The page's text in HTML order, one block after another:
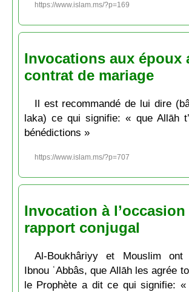
https://www.islam.ms/?p=169
Invocations aux époux
contrat de mariage
Il est recommandé de lui dire
laka) ce qui signifie: « que Allāh
bénédictions »
https://www.islam.ms/?p=707
Invocation à l’occasion
rapport conjugal
Al-Boukhâriyy et Mouslim ont
Ibnou ʿAbbâs, que Allāh les agrée
le Prophète a dit ce qui signifie: «